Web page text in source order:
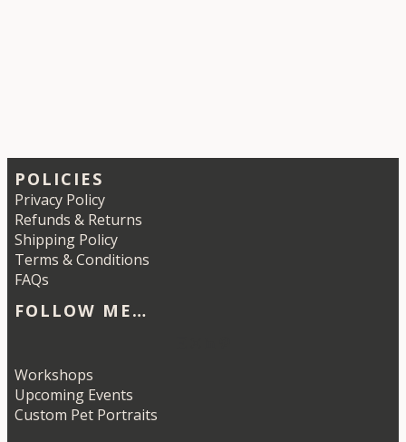
POLICIES
Privacy Policy
Refunds & Returns
Shipping Policy
Terms & Conditions
FAQs
FOLLOW ME…
Workshops
Upcoming Events
Custom Pet Portraits